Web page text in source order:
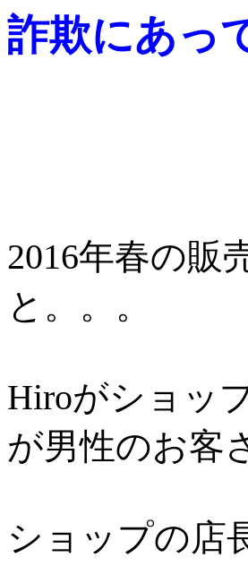
詐欺にあっ
2016年春の販
と。。。
Hiroがショッ
が男性のお客
ショップの店